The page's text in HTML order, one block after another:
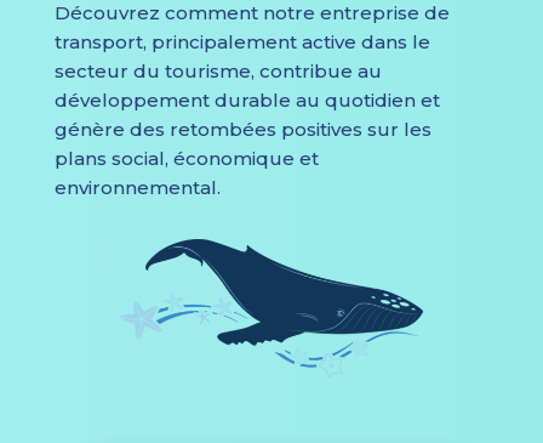
Découvrez comment notre entreprise de
transport, principalement active dans le
secteur du tourisme, contribue au
développement durable au quotidien et
génère des retombées positives sur les
plans social, économique et
environnemental.